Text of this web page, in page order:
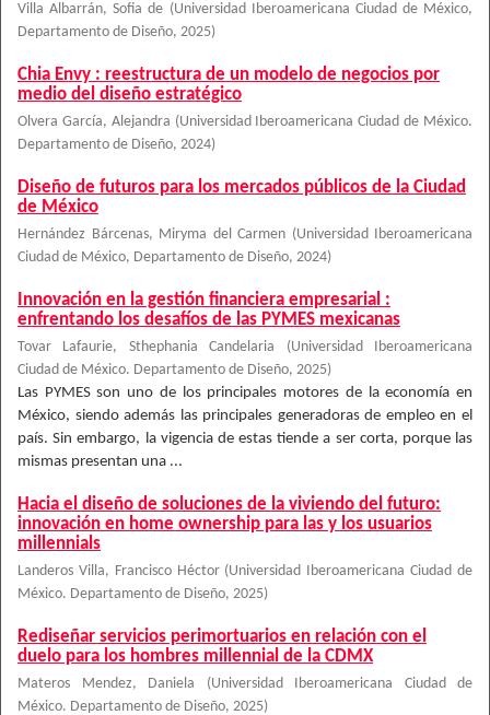
Villa Albarrán, Sofia de (Universidad Iberoamericana Ciudad de México,
Departamento de Diseño, 2025)
Chia Envy : reestructura de un modelo de negocios por
medio del diseño estratégico
Olvera García, Alejandra (Universidad Iberoamericana Ciudad de México.
Departamento de Diseño, 2024)
Diseño de futuros para los mercados públicos de la Ciudad
de México
Hernández Bárcenas, Miryma del Carmen (Universidad Iberoamericana
Ciudad de México, Departamento de Diseño, 2024)
Innovación en la gestión financiera empresarial :
enfrentando los desafíos de las PYMES mexicanas
Tovar Lafaurie, Sthephania Candelaria (Universidad Iberoamericana
Ciudad de México. Departamento de Diseño, 2025)
Las PYMES son uno de los principales motores de la economía en
México, siendo además las principales generadoras de empleo en el
país. Sin embargo, la vigencia de estas tiende a ser corta, porque las
mismas presentan una ...
Hacia el diseño de soluciones de la viviendo del futuro:
innovación en home ownership para las y los usuarios
millennials
Landeros Villa, Francisco Héctor (Universidad Iberoamericana Ciudad de
México. Departamento de Diseño, 2025)
Rediseñar servicios perimortuarios en relación con el
duelo para los hombres millennial de la CDMX
Materos Mendez, Daniela (Universidad Iberoamericana Ciudad de
México. Departamento de Diseño, 2025)